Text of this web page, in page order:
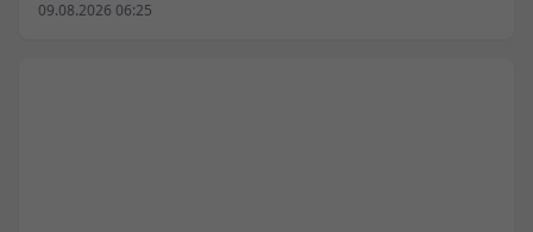
09.08.2026 06:25